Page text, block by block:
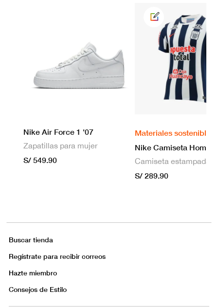
Nike Air Force 1 '07
Zapatillas para mujer
S/ 549.90
Materiales sostenibles
S/ 289.90
Buscar tienda
Regístrate para recibir correos
Hazte miembro
Consejos de Estilo